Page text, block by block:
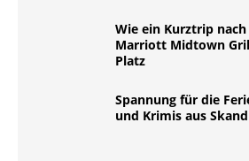
Wie ein Kurztrip
Marriott Midtown
Platz
Spannung für die
und Krimis aus